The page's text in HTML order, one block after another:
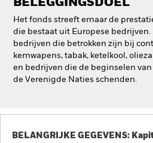
BELEGGINGSDOEL
Het fonds streeft ernaar de
die bestaat uit Europese
bedrijven die betrokken zijn bij
kernwapens, tabak, ketelkool,
en bedrijven die de beginselen
de Verenigde Naties schenden.
BELANGRIJKE GEGEVENS: